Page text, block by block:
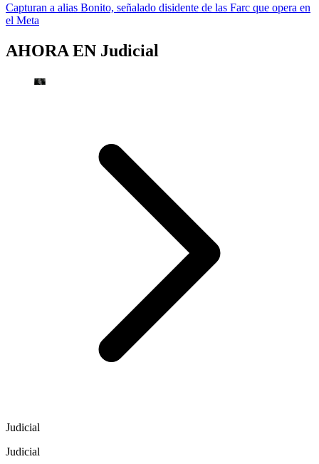
Capturan a alias Bonito, señalado disidente de las Farc que opera en
el Meta
AHORA EN Judicial
Judicial
Judicial